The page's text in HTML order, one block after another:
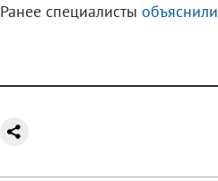
Ранее специалисты объяснили